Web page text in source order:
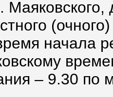
начала
– 9.30 по